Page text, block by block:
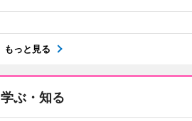
もっと見る
学ぶ・知る